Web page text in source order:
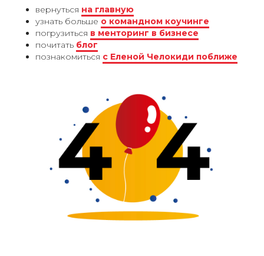
вернуться на главную
узнать больше о командном коучинге
погрузиться в менторинг в бизнесе
почитать блог
познакомиться с Еленой Челокиди поближе